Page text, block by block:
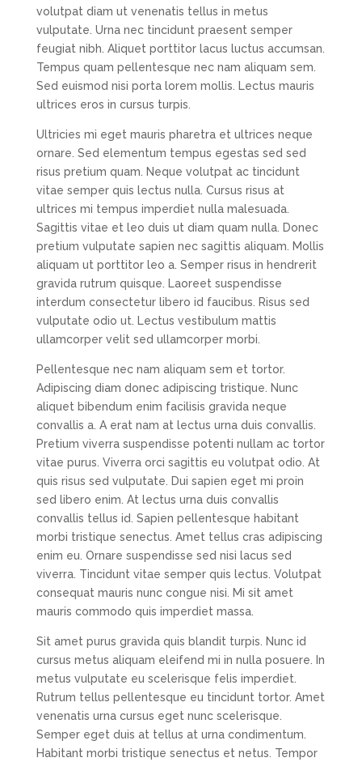
volutpat diam ut venenatis tellus in metus
vulputate. Urna nec tincidunt praesent semper
feugiat nibh. Aliquet porttitor lacus luctus accumsan.
Tempus quam pellentesque nec nam aliquam sem.
Sed euismod nisi porta lorem mollis. Lectus mauris
ultrices eros in cursus turpis.
Ultricies mi eget mauris pharetra et ultrices neque
ornare. Sed elementum tempus egestas sed sed
risus pretium quam. Neque volutpat ac tincidunt
vitae semper quis lectus nulla. Cursus risus at
ultrices mi tempus imperdiet nulla malesuada.
Sagittis vitae et leo duis ut diam quam nulla. Donec
pretium vulputate sapien nec sagittis aliquam. Mollis
aliquam ut porttitor leo a. Semper risus in hendrerit
gravida rutrum quisque. Laoreet suspendisse
interdum consectetur libero id faucibus. Risus sed
vulputate odio ut. Lectus vestibulum mattis
ullamcorper velit sed ullamcorper morbi.
Pellentesque nec nam aliquam sem et tortor.
Adipiscing diam donec adipiscing tristique. Nunc
aliquet bibendum enim facilisis gravida neque
convallis a. A erat nam at lectus urna duis convallis.
Pretium viverra suspendisse potenti nullam ac tortor
vitae purus. Viverra orci sagittis eu volutpat odio. At
quis risus sed vulputate. Dui sapien eget mi proin
sed libero enim. At lectus urna duis convallis
convallis tellus id. Sapien pellentesque habitant
morbi tristique senectus. Amet tellus cras adipiscing
enim eu. Ornare suspendisse sed nisi lacus sed
viverra. Tincidunt vitae semper quis lectus. Volutpat
consequat mauris nunc congue nisi. Mi sit amet
mauris commodo quis imperdiet massa.
Sit amet purus gravida quis blandit turpis. Nunc id
cursus metus aliquam eleifend mi in nulla posuere. In
metus vulputate eu scelerisque felis imperdiet.
Rutrum tellus pellentesque eu tincidunt tortor. Amet
venenatis urna cursus eget nunc scelerisque.
Semper eget duis at tellus at urna condimentum.
Habitant morbi tristique senectus et netus. Tempor